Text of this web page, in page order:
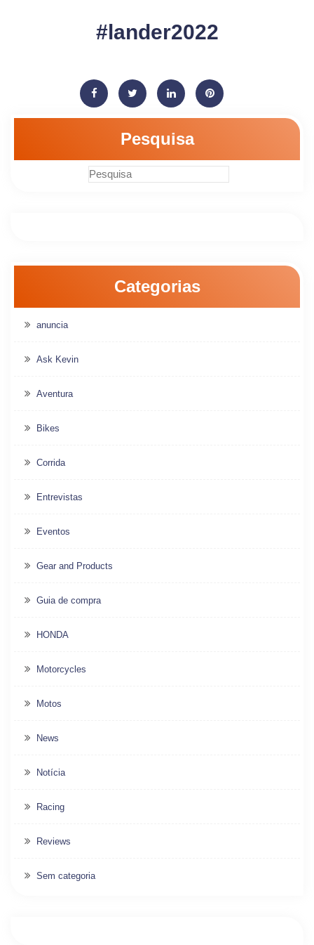
#lander2022
Pesquisa
Categorias
anuncia
Ask Kevin
Aventura
Bikes
Corrida
Entrevistas
Eventos
Gear and Products
Guia de compra
HONDA
Motorcycles
Motos
News
Notícia
Racing
Reviews
Sem categoria